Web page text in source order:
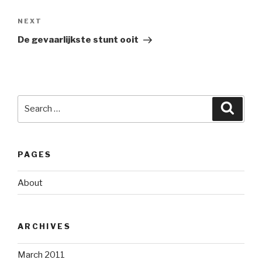
Next
Post
NEXT
De gevaarlijkste stunt ooit
PAGES
About
ARCHIVES
March 2011